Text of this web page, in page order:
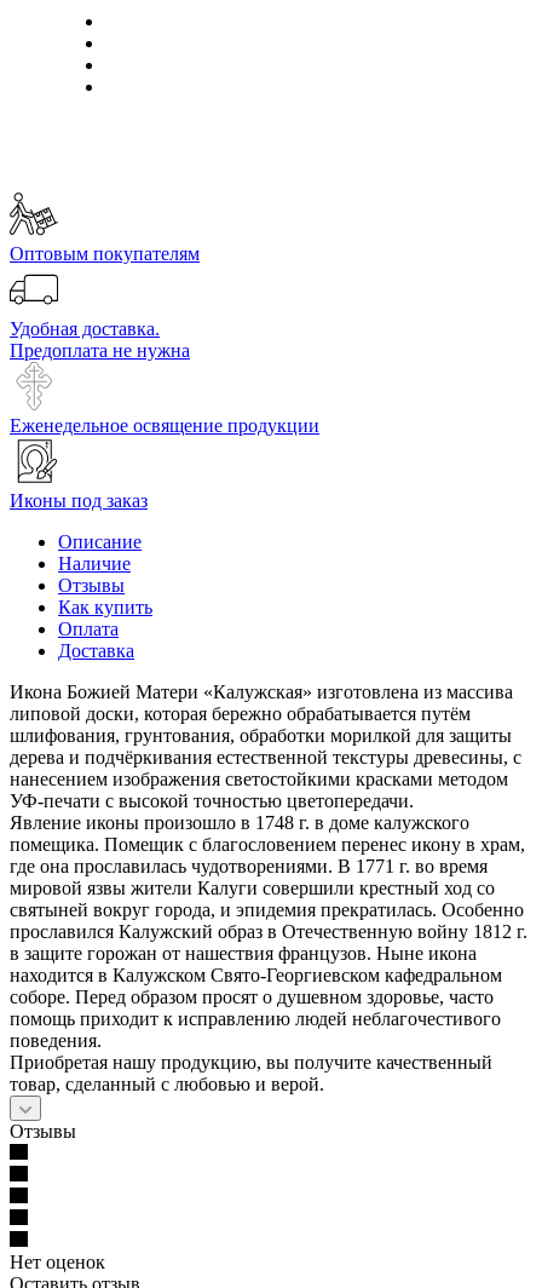
Оптовым покупателям
Удобная доставка.
Предоплата не нужна
Еженедельное освящение продукции
Иконы под заказ
Описание
Наличие
Отзывы
Как купить
Оплата
Доставка
Икона Божией Матери «Калужская» изготовлена из массива
липовой доски, которая бережно обрабатывается путём
шлифования, грунтования, обработки морилкой для защиты
дерева и подчёркивания естественной текстуры древесины, с
нанесением изображения светостойкими красками методом
УФ-печати с высокой точностью цветопередачи.
Явление иконы произошло в 1748 г. в доме калужского
помещика. Помещик с благословением перенес икону в храм,
где она прославилась чудотворениями. В 1771 г. во время
мировой язвы жители Калуги совершили крестный ход со
святыней вокруг города, и эпидемия прекратилась. Особенно
прославился Калужский образ в Отечественную войну 1812 г.
в защите горожан от нашествия французов. Ныне икона
находится в Калужском Свято-Георгиевском кафедральном
соборе. Перед образом просят о душевном здоровье, часто
помощь приходит к исправлению людей неблагочестивого
поведения.
Приобретая нашу продукцию, вы получите качественный
товар, сделанный с любовью и верой.
Отзывы
Нет оценок
Оставить отзыв